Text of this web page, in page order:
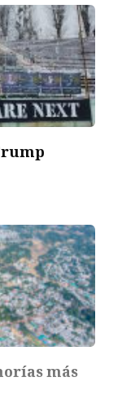
más